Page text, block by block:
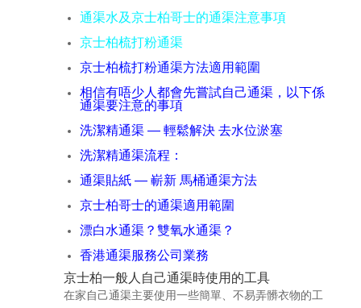
通渠水及京士柏哥士的通渠注意事項
京士柏梳打粉通渠
京士柏梳打粉通渠方法適用範圍
相信有唔少人都會先嘗試自己通渠，以下係
通渠要注意的事項
洗潔精通渠 — 輕鬆解決 去水位淤塞
洗潔精通渠流程：
通渠貼紙 — 嶄新 馬桶通渠方法
京士柏哥士的通渠適用範圍
漂白水通渠？雙氧水通渠？
香港通渠服務公司業務
京士柏一般人自己通渠時使用的工具
在家自己通渠主要使用一些簡單、不易弄髒衣物的工